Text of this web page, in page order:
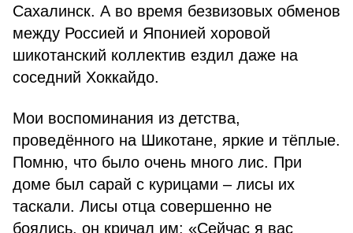
Сахалинск. А во время безвизовых обменов
между Россией и Японией хоровой
шикотанский коллектив ездил даже на
соседний Хоккайдо.
Мои воспоминания из детства,
проведённого на Шикотане, яркие и тёплые.
Помню, что было очень много лис. При
доме был сарай с курицами – лисы их
таскали. Лисы отца совершенно не
боялись, он кричал им: «Сейчас я вас